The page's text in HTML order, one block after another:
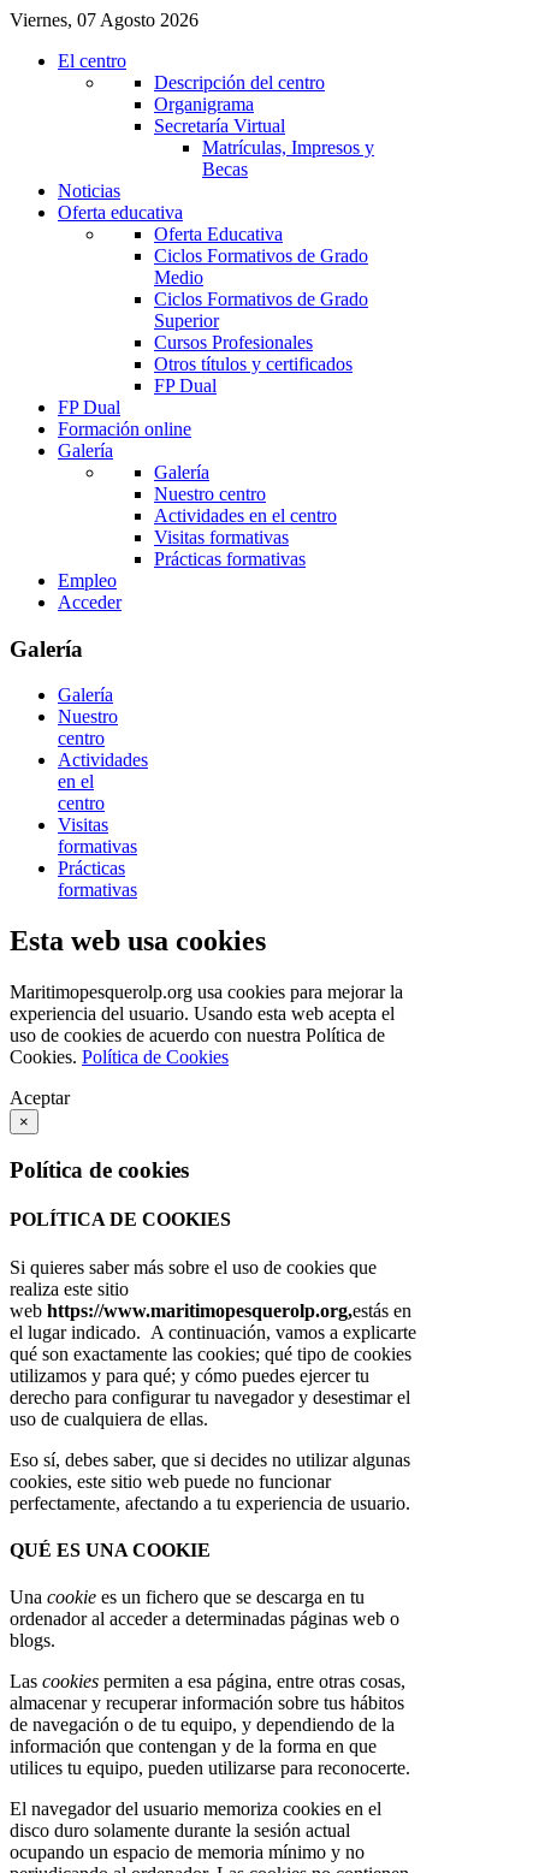
Viernes, 07 Agosto 2026
El centro
Descripción del centro
Organigrama
Secretaría Virtual
Matrículas, Impresos y
Becas
Noticias
Oferta educativa
Oferta Educativa
Ciclos Formativos de Grado
Medio
Ciclos Formativos de Grado
Superior
Cursos Profesionales
Otros títulos y certificados
FP Dual
FP Dual
Formación online
Galería
Galería
Nuestro centro
Actividades en el centro
Visitas formativas
Prácticas formativas
Empleo
Acceder
Galería
Galería
Nuestro
centro
Actividades
en el
centro
Visitas
formativas
Prácticas
formativas
Esta web usa cookies
Maritimopesquerolp.org usa cookies para mejorar la
experiencia del usuario. Usando esta web acepta el
uso de cookies de acuerdo con nuestra Política de
Cookies. Política de Cookies
Aceptar
×
Política de cookies
POLÍTICA DE COOKIES
Si quieres saber más sobre el uso de cookies que
realiza este sitio
web https://www.maritimopesquerolp.org,estás en
el lugar indicado. A continuación, vamos a explicarte
qué son exactamente las cookies; qué tipo de cookies
utilizamos y para qué; y cómo puedes ejercer tu
derecho para configurar tu navegador y desestimar el
uso de cualquiera de ellas.
Eso sí, debes saber, que si decides no utilizar algunas
cookies, este sitio web puede no funcionar
perfectamente, afectando a tu experiencia de usuario.
QUÉ ES UNA COOKIE
Una cookie es un fichero que se descarga en tu
ordenador al acceder a determinadas páginas web o
blogs.
Las cookies permiten a esa página, entre otras cosas,
almacenar y recuperar información sobre tus hábitos
de navegación o de tu equipo, y dependiendo de la
información que contengan y de la forma en que
utilices tu equipo, pueden utilizarse para reconocerte.
El navegador del usuario memoriza cookies en el
disco duro solamente durante la sesión actual
ocupando un espacio de memoria mínimo y no